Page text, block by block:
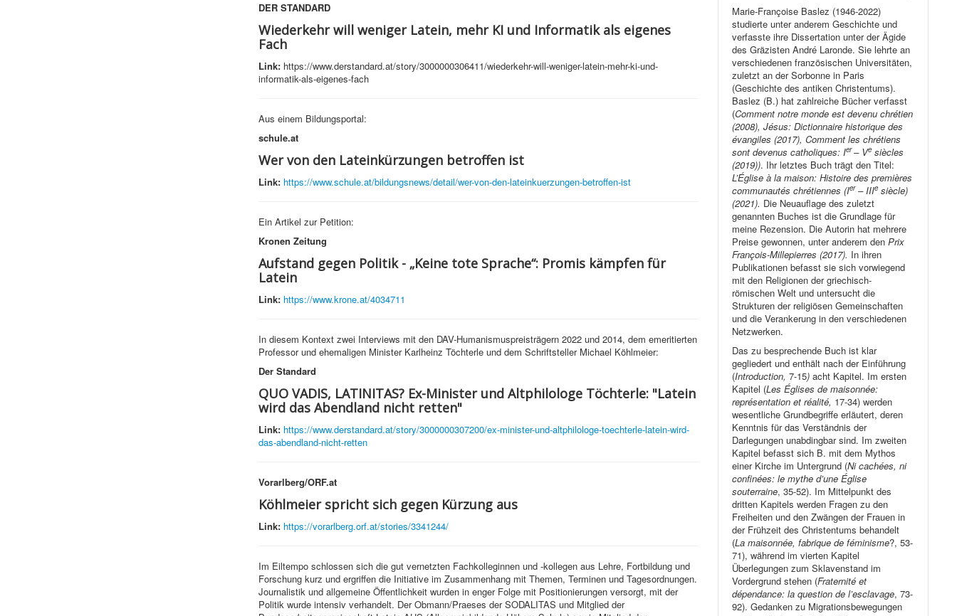
DER STANDARD
Wiederkehr will weniger Latein, mehr KI und Informatik als eigenes
Fach
Link:https://www.derstandard.at/story/3000000306411/wiederkehr-will-weniger-latein-mehr-ki-und-
informatik-als-eigenes-fach
Aus einem Bildungsportal:
schule.at
Wer von den Lateinkürzungen betroffen ist
Link: https://www.schule.at/bildungsnews/detail/wer-von-den-lateinkuerzungen-betroffen-ist
Ein Artikel zur Petition:
Kronen Zeitung
Aufstand gegen Politik - „Keine tote Sprache“: Promis kämpfen für
Latein
Link: https://www.krone.at/4034711
In diesem Kontext zwei Interviews mit den DAV-Humanismuspreisträgern 2022 und 2014, dem emeritierten
Professor und ehemaligen Minister Karlheinz Töchterle und dem Schriftsteller Michael Köhlmeier:
Der Standard
QUO VADIS, LATINITAS? Ex-Minister und Altphilologe Töchterle: "Latein
wird das Abendland nicht retten"
Link: https://www.derstandard.at/story/3000000307200/ex-minister-und-altphilologe-toechterle-latein-wird-
das-abendland-nicht-retten
Vorarlberg/ORF.at
Köhlmeier spricht sich gegen Kürzung aus
Link: https://vorarlberg.orf.at/stories/3341244/
Im Eiltempo schlossen sich die gut vernetzten Fachkolleginnen und -kollegen aus Lehre, Fortbildung und
Forschung kurz und ergriffen die Initiative im Zusammenhang mit Themen, Terminen und Tagesordnungen.
Journalistik und allgemeine Öffentlichkeit wurden in enger Folge mit Positionierungen versorgt, mit der
Politik wurde intensiv verhandelt. Der Obmann/Praeses der SODALITAS und Mitglied der
Marie-Françoise Baslez (1946-2022)
studierte unter anderem Geschichte und
verfasste ihre Dissertation unter der Ägide
des Gräzisten André Laronde. Sie lehrte an
verschiedenen französischen Universitäten,
zuletzt an der Sorbonne in Paris
(Geschichte des antiken Christentums).
Baslez (B.) hat zahlreiche Bücher verfasst
(Comment notre monde est devenu chrétien
(2008), Jésus: Dictionnaire historique des
évangiles (2017), Comment les chrétiens
sont devenus catholiques: Ier– Ve siècles
(2019)). Ihr letztes Buch trägt den Titel:
L’Église à la maison: Histoire des premières
communautés chrétiennes (Ier– IIIe siècle)
(2021). Die Neuauflage des zuletzt
genannten Buches ist die Grundlage für
meine Rezension. Die Autorin hat mehrere
Preise gewonnen, unter anderem denPrix
François-Millepierres (2017). In ihren
Publikationen befasst sie sich vorwiegend
mit den Religionen der griechisch-
römischen Welt und untersucht die
Strukturen der religiösen Gemeinschaften
und die Verankerung in den verschiedenen
Netzwerken.
Das zu besprechende Buch ist klar
gegliedert und enthält nach der Einführung
(Introduction,7-15)acht Kapitel. Im ersten
Kapitel (Les Églises de maisonnée:
représentation et réalité, 17-34) werden
wesentliche Grundbegriffe erläutert, deren
Kenntnis für das Verständnis der
Darlegungen unabdingbar sind. Im zweiten
Kapitel befasst sich B. mit dem Mythos
einer Kirche im Untergrund (Ni cachées, ni
confinées: le mythe d’une Église
souterraine, 35-52). Im Mittelpunkt des
dritten Kapitels werden Fragen zu den
Freiheiten und den Zwängen der Frauen in
der Frühzeit des Christentums behandelt
(La maisonnée, fabrique de féminisme?, 53-
71), während im vierten Kapitel
Überlegungen zum Sklavenstand im
Vordergrund stehen (Fraternité et
dépendance: la question de l’esclavage, 73-
92). Gedanken zu Migrationsbewegungen